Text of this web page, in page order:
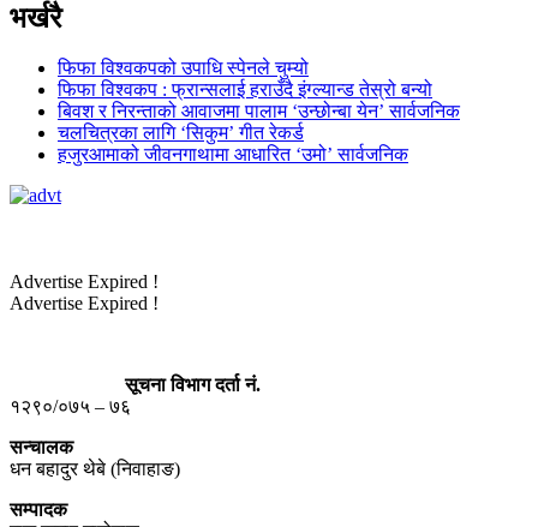
भर्खरै
फिफा विश्वकपको उपाधि स्पेनले चुम्यो
फिफा विश्वकप : फ्रान्सलाई हराउँदै इंग्ल्यान्ड तेस्रो बन्यो
बिवश र निरन्ताको आवाजमा पालाम ‘उन्छोन्बा येन’ सार्वजनिक
चलचित्रका लागि ‘सिकुम’ गीत रेकर्ड
हजुरआमाको जीवनगाथामा आधारित ‘उमो’ सार्वजनिक
Advertise Expired !
Advertise Expired !
सूचना विभाग दर्ता नं.
१२९०/०७५ – ७६
सन्चालक
धन बहादुर थेबे (निवाहाङ)
सम्पादक